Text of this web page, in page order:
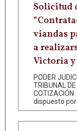
Solicitud
viandas
a
Victoria y
PODER
TRIBUNAL
dispuesto